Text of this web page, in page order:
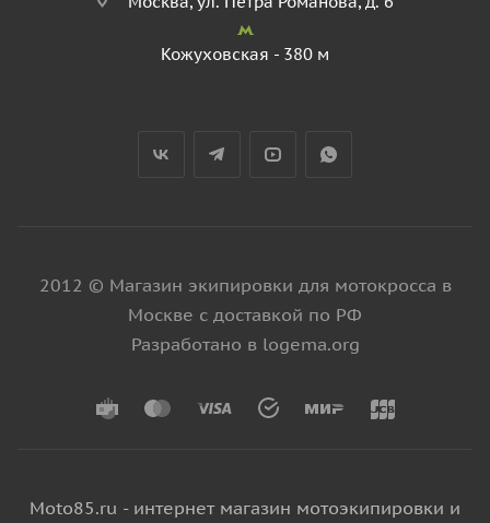
Кожуховская - 380 м
2012 © Магазин экипировки для мотокросса в
Москве с доставкой по РФ
Разработано в logema.org
Moto85.ru - интернет магазин мотоэкипировки и